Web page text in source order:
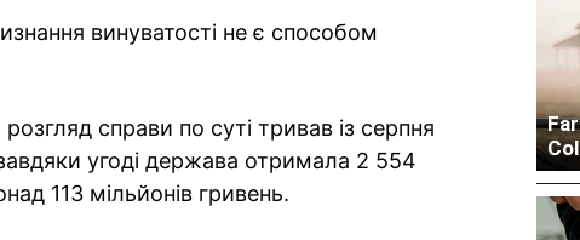
винуватості не є способом
справи по суті тривав із серпня
угоді держава отримала 2 554
113 мільйонів гривень.